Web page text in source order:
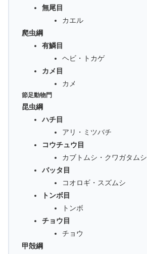
無尾目
カエル
爬虫綱
有鱗目
ヘビ・トカゲ
カメ目
カメ
節足動物門
昆虫綱
ハチ目
アリ・ミツバチ
コウチュウ目
カブトムシ・クワガタムシ
バッタ目
コオロギ・スズムシ
トンボ目
トンボ
チョウ目
チョウ
甲殻綱